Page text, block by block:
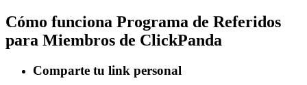
Cómo funciona Programa de Referidos
para Miembros de ClickPanda
Comparte tu link personal